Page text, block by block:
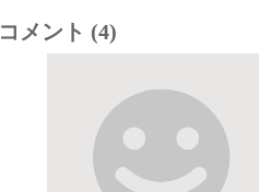
コメント (4)